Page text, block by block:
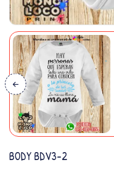
BODY BDV3-2